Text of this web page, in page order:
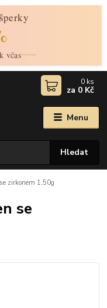
včas
Menu
Hledat
0 ks
za 0 Kč
zirkonem 1,50g
se